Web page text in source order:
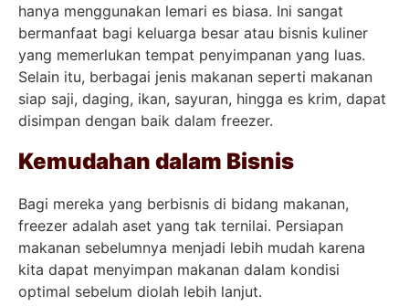
hanya menggunakan lemari es biasa. Ini sangat
bermanfaat bagi keluarga besar atau bisnis kuliner
yang memerlukan tempat penyimpanan yang luas.
Selain itu, berbagai jenis makanan seperti makanan
siap saji, daging, ikan, sayuran, hingga es krim, dapat
disimpan dengan baik dalam freezer.
Kemudahan dalam Bisnis
Bagi mereka yang berbisnis di bidang makanan,
freezer adalah aset yang tak ternilai. Persiapan
makanan sebelumnya menjadi lebih mudah karena
kita dapat menyimpan makanan dalam kondisi
optimal sebelum diolah lebih lanjut.